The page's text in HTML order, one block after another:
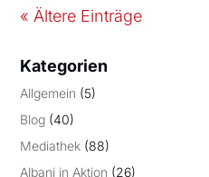
« Ältere Einträge
Kategorien
Allgemein (5)
Blog (40)
Mediathek (88)
Albani in Aktion (26)